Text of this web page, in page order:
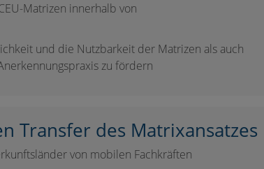
Matrizen innerhalb von
und die Nutzbarkeit der Matrizen als auch
zu fördern
Transfer des Matrixansatzes
von mobilen Fachkräften